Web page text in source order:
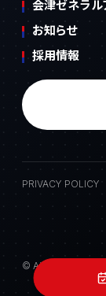
会津ゼネラル
お知らせ
採用情報
PRIVACY POLICY
© Aizu General